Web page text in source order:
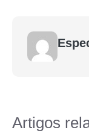
Artigos